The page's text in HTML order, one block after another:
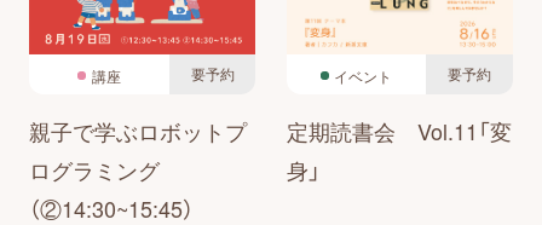
講座 要予約
親子で学ぶロボットプ
ログラミング
（②14:30~15:45）
イベント 要予約
定期読書会 Vol.11「変
身」